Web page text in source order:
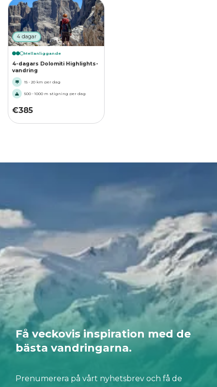
4 dagar
Mellanliggande
4-dagars Dolomiti Highlights-
vandring
15 - 20 km per dag
500 - 1000 m stigning per dag
€385
Få veckovis inspiration med de
bästa vandringarna.
Prenumerera på vårt nyhetsbrev och få de